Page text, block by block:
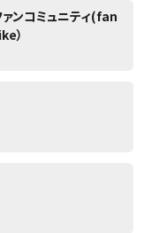
ンコミュニティ(fan
）